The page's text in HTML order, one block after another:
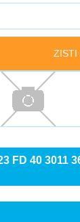
ZISTI
FD 40 3011